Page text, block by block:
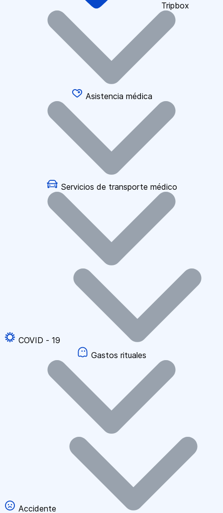
Tripbox
Asistencia médica
Servicios de transporte médico
COVID - 19
Gastos rituales
Accidente